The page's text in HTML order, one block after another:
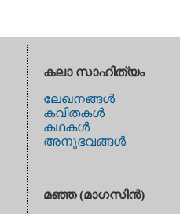
കലാ സാഹിത്യം
ലേഖനങ്ങള്‍
കവിതകള്‍
കഥകള്‍
അനുഭവങ്ങള്‍
മഞ്ഞ (മാഗസിന്‍)